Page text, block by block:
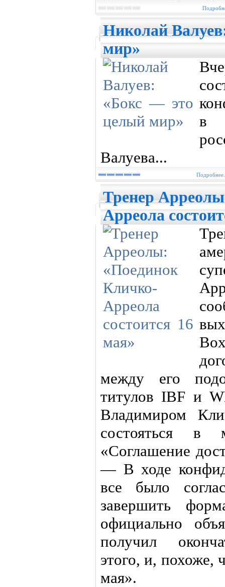
Николай
мир»
в
Валуева...
Тренер
Арреола
между его
титулов IBF и
Владимиром
состояться в
«Соглашение
— В ходе
все было
завершить
официально
получил
этого, и, похоже,
мая».